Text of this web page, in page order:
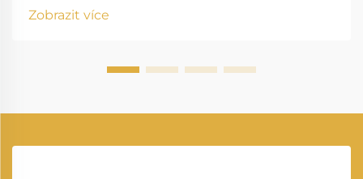
budovách, zdravotnických zařízeních, centrech pro
Zobrazit více